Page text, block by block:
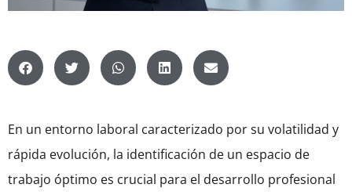
En un entorno laboral caracterizado por su volatilidad y
rápida evolución, la identificación de un espacio de
trabajo óptimo es crucial para el desarrollo profesional